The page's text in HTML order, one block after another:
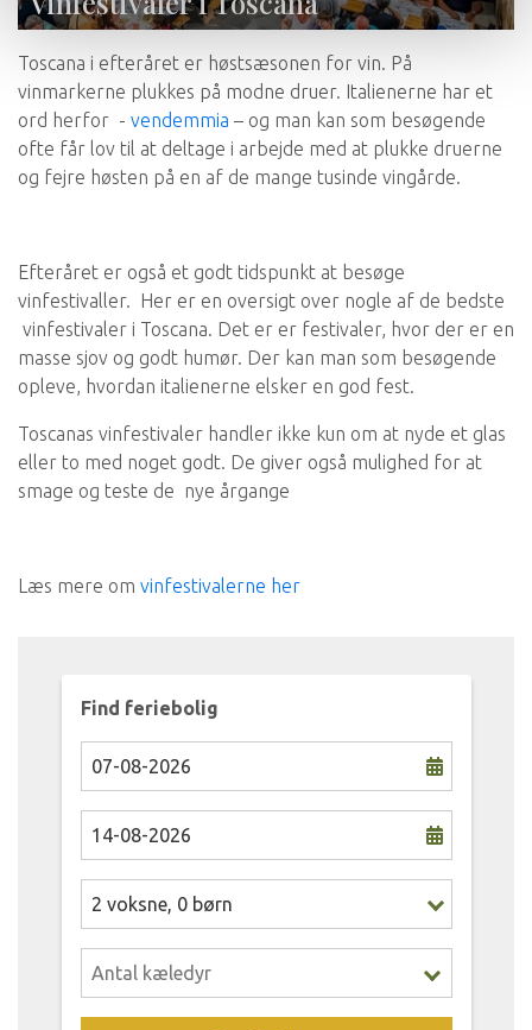
Toscana i efteråret er høstsæsonen for vin. På
vinmarkerne plukkes på modne druer. Italienerne har et
ord herfor - vendemmia – og man kan som besøgende
ofte får lov til at deltage i arbejde med at plukke druerne
og fejre høsten på en af de mange tusinde vingårde.
Efteråret er også et godt tidspunkt at besøge
vinfestivaller. Her er en oversigt over nogle af de bedste
vinfestivaler i Toscana. Det er er festivaler, hvor der er en
masse sjov og godt humør. Der kan man som besøgende
opleve, hvordan italienerne elsker en god fest.
Toscanas vinfestivaler handler ikke kun om at nyde et glas
eller to med noget godt. De giver også mulighed for at
smage og teste de nye årgange
Læs mere om vinfestivalerne her
Find feriebolig
2 voksne, 0 børn